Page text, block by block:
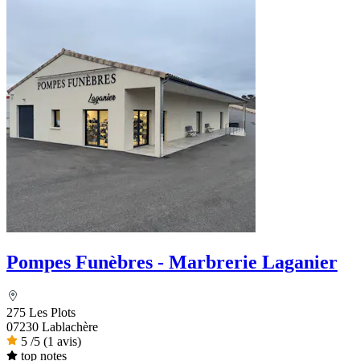
Pompes Funèbres - Marbrerie Laganier
275 Les Plots
07230 Lablachère
5 /5 (1 avis)
top notes